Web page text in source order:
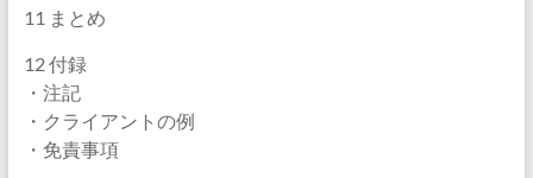
11 まとめ
12 付録
・注記
・クライアントの例
・免責事項